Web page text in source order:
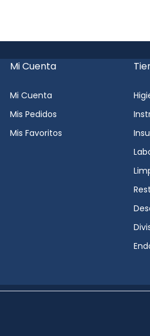
Mi Cuenta
Mi Cuenta
Mis Pedidos
Mis Favoritos